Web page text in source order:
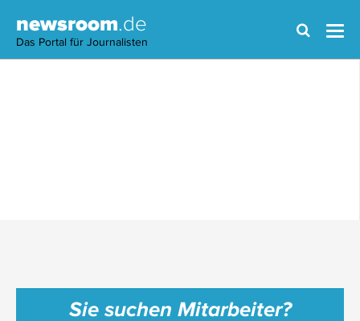
newsroom.de
Das Portal für Journalisten
Sie suchen Mitarbeiter?